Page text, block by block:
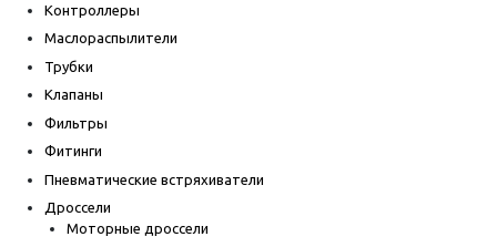
Контроллеры
Маслораспылители
Трубки
Клапаны
Фильтры
Фитинги
Пневматические встряхиватели
Дроссели
Моторные дроссели